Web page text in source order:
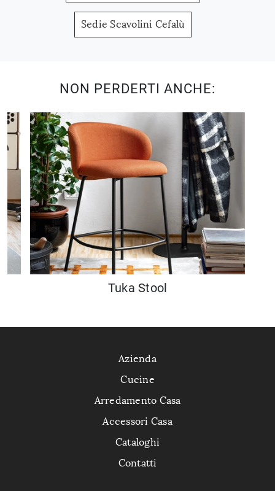
Sedie Scavolini Cefalù
NON PERDERTI ANCHE:
Tuka Stool
Azienda
Cucine
Arredamento Casa
Accessori Casa
Cataloghi
Contatti